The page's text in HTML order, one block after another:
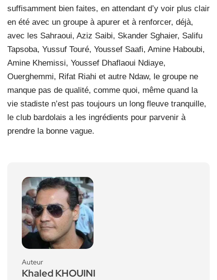
suffisamment bien faites, en attendant d’y voir plus clair
en été avec un groupe à apurer et à renforcer, déjà,
avec les Sahraoui, Aziz Saibi, Skander Sghaier, Salifu
Tapsoba, Yussuf Touré, Youssef Saafi, Amine Haboubi,
Amine Khemissi, Youssef Dhaflaoui Ndiaye,
Ouerghemmi, Rifat Riahi et autre Ndaw, le groupe ne
manque pas de qualité, comme quoi, même quand la
vie stadiste n’est pas toujours un long fleuve tranquille,
le club bardolais a les ingrédients pour parvenir à
prendre la bonne vague.
Auteur
Khaled KHOUINI